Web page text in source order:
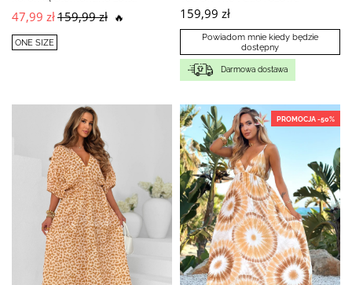
47,99 zł159,99 zł 🔥
ONE SIZE
159,99 zł
Powiadom mnie kiedy będzie
dostępny
Darmowa dostawa
PROMOCJA -50%